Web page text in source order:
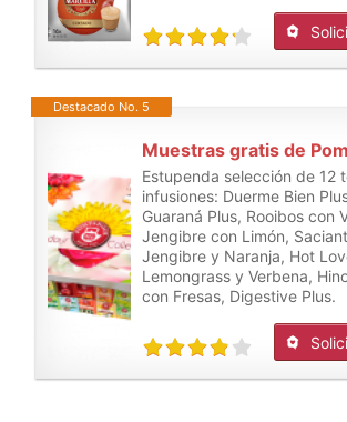
Destacado No. 5
Estupenda selección de 12
infusiones: Duerme Bien
Guaraná Plus, Rooibos con
Jengibre con Limón,
Jengibre y Naranja, Hot
Lemongrass y Verbena,
con Fresas, Digestive Plus.